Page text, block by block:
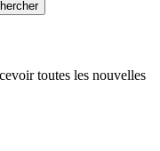
toutes les nouvelles